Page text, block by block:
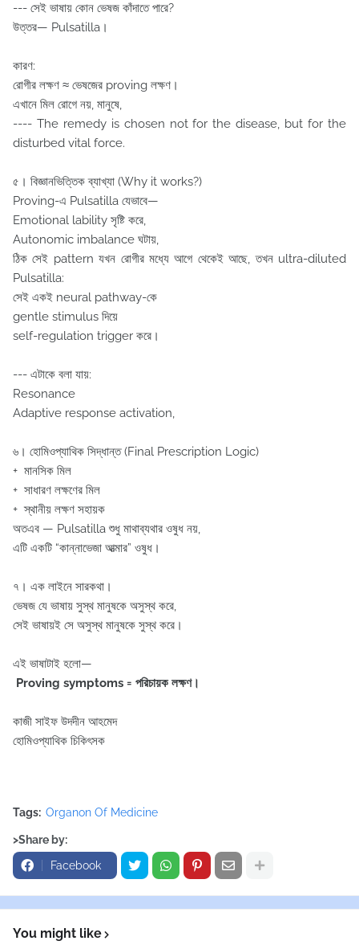
--- সেই ভাষায় কোন ভেষজ কাঁদাতে পারে?
উত্তর— Pulsatilla।
কারণ:
রোগীর লক্ষণ ≈ ভেষজের proving লক্ষণ।
এখানে মিল রোগে নয়, মানুষে,
---- The remedy is chosen not for the disease, but for the
disturbed vital force.
৫️। বিজ্ঞানভিত্তিক ব্যাখ্যা (Why it works?)
Proving-এ Pulsatilla যেভাবে—
Emotional lability সৃষ্টি করে,
Autonomic imbalance ঘটায়,
ঠিক সেই pattern যখন রোগীর মধ্যে আগে থেকেই আছে, তখন ultra-diluted
Pulsatilla:
সেই একই neural pathway-কে
gentle stimulus দিয়ে
self-regulation trigger করে।
--- এটাকে বলা যায়:
Resonance
Adaptive response activation,
৬️। হোমিওপ্যাথিক সিদ্ধান্ত (Final Prescription Logic)
+ মানসিক মিল
+ সাধারণ লক্ষণের মিল
+ স্থানীয় লক্ষণ সহায়ক
অতএব — Pulsatilla শুধু মাথাব্যথার ওষুধ নয়,
এটি একটি “কান্নাভেজা আত্মার” ওষুধ।
৭️। এক লাইনে সারকথা।
ভেষজ যে ভাষায় সুস্থ মানুষকে অসুস্থ করে,
সেই ভাষায়ই সে অসুস্থ মানুষকে সুস্থ করে।
এই ভাষাটাই হলো—
Proving symptoms = পরিচায়ক লক্ষণ।
কাজী সাইফ উদদীন আহমেদ
হোমিওপ্যাথিক চিকিৎসক
Tags: Organon Of Medicine
>Share by:
Facebook
You might like